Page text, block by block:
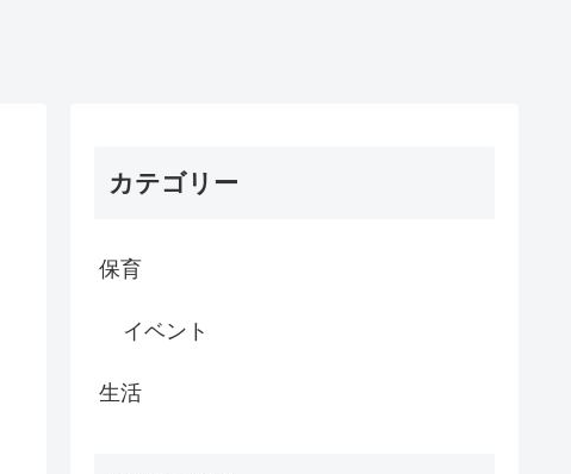
カテゴリー
保育
イベント
生活